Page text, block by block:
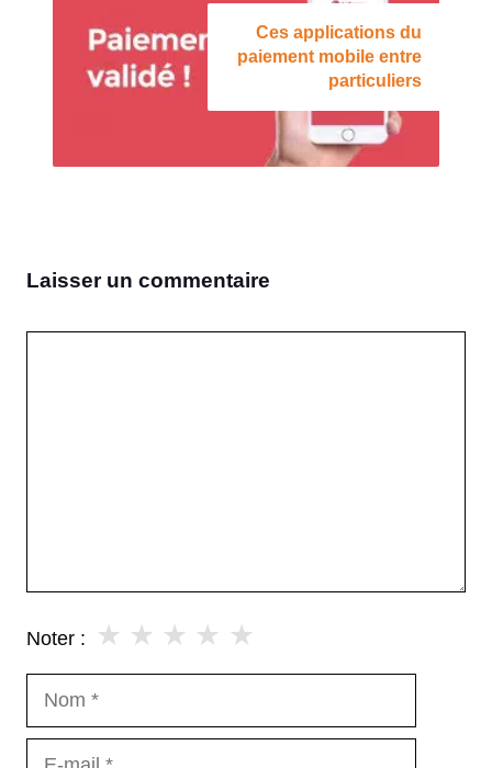
Ces applications du
paiement mobile entre
particuliers
Laisser un commentaire
Noter : ★
★
★
★
★